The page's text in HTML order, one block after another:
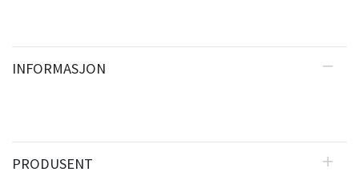
INFORMASJON
PRODUSENT